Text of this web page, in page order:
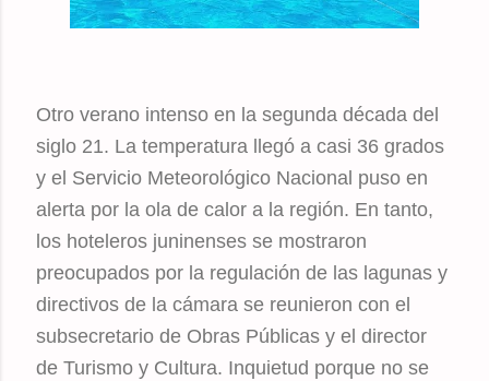
Otro verano intenso en la segunda década del
siglo 21. La temperatura llegó a casi 36 grados
y el Servicio Meteorológico Nacional puso en
alerta por la ola de calor a la región. En tanto,
los hoteleros juninenses se mostraron
preocupados por la regulación de las lagunas y
directivos de la cámara se reunieron con el
subsecretario de Obras Públicas y el director
de Turismo y Cultura. Inquietud porque no se